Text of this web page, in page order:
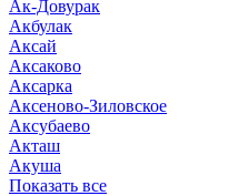
Ак-Довурак
Акбулак
Аксай
Аксаково
Аксарка
Аксеново-Зиловское
Аксубаево
Акташ
Акуша
Показать все